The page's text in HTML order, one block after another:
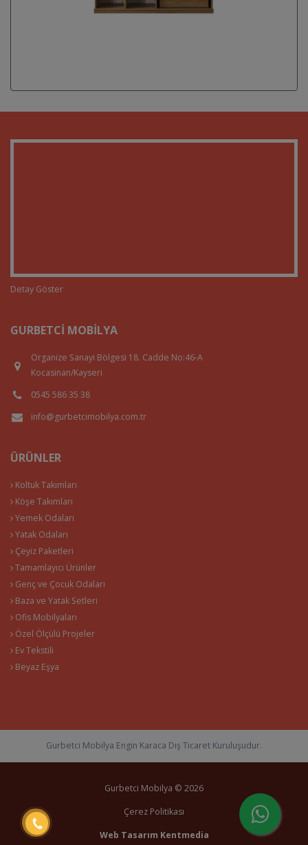
Detay Göster
GURBETCI MOBILYA
Organize Sanayi Bölgesi 18. Cadde No:46-A
Kocasinan/Kayseri
0545 586 35 38
info@gurbetcimobilya.com.tr
ÜRÜNLER
Koltuk Takımları
Köşe Takımları
Yemek Odaları
Yatak Odaları
Çeyiz Paketleri
Tamamlayıcı Ürünler
Genç ve Çocuk Odaları
Baza ve Yatak Setleri
Ofis Mobilyaları
Özel Ölçülü Projeler
Ev Tekstili
Beyaz Eşya
Gurbetci Mobilya Engin Karaca Dış Ticaret Kuruluşudur.
Gurbetci Mobilya © 2026
Çerez Politikası
Web Tasarım Kentmedia